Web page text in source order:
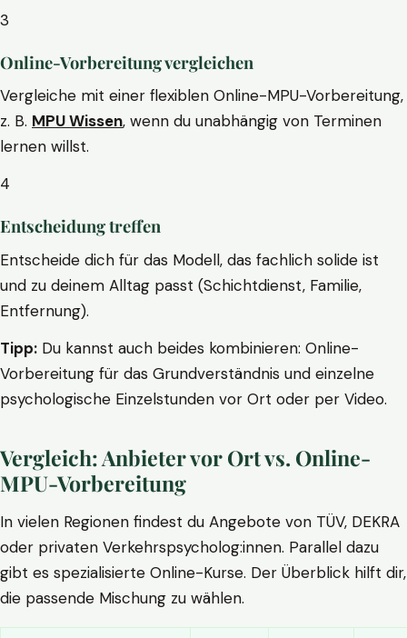
3
Online-Vorbereitung vergleichen
Vergleiche mit einer flexiblen Online-MPU-Vorbereitung,
z. B. MPU Wissen, wenn du unabhängig von Terminen
lernen willst.
4
Entscheidung treffen
Entscheide dich für das Modell, das fachlich solide ist
und zu deinem Alltag passt (Schichtdienst, Familie,
Entfernung).
Tipp: Du kannst auch beides kombinieren: Online-
Vorbereitung für das Grundverständnis und einzelne
psychologische Einzelstunden vor Ort oder per Video.
Vergleich: Anbieter vor Ort vs. Online-
MPU-Vorbereitung
In vielen Regionen findest du Angebote von TÜV, DEKRA
oder privaten Verkehrspsycholog:innen. Parallel dazu
gibt es spezialisierte Online-Kurse. Der Überblick hilft dir,
die passende Mischung zu wählen.